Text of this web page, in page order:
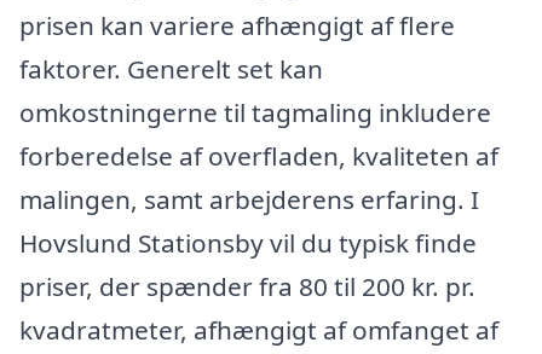
prisen kan variere afhængigt af flere
faktorer. Generelt set kan
omkostningerne til tagmaling inkludere
forberedelse af overfladen, kvaliteten af
malingen, samt arbejderens erfaring. I
Hovslund Stationsby vil du typisk finde
priser, der spænder fra 80 til 200 kr. pr.
kvadratmeter, afhængigt af omfanget af